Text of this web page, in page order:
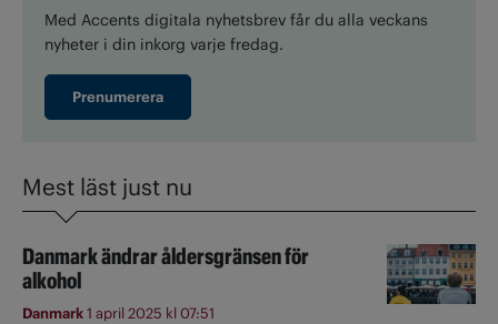
Med Accents digitala nyhetsbrev får du alla veckans
nyheter i din inkorg varje fredag.
Prenumerera
Mest läst just nu
Danmark ändrar åldersgränsen för
alkohol
Danmark1 april 2025 kl 07:51